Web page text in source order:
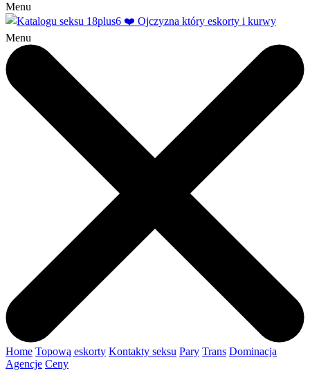
Menu
Menu
Home Topową eskorty Kontakty seksu Pary Trans Dominacja
Agencje Ceny